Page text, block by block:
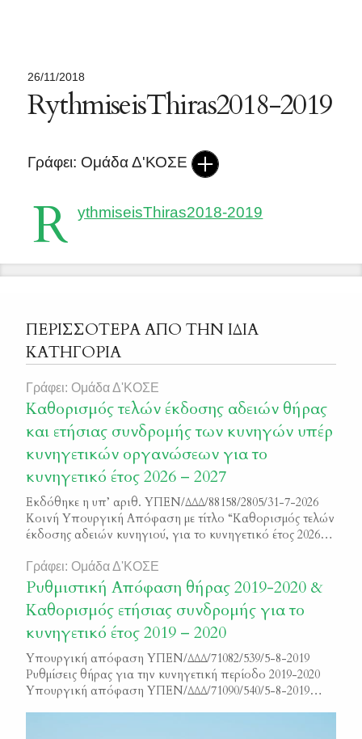
26/11/2018
RythmiseisThiras2018-2019
Γράφει: Ομάδα Δ'ΚΟΣΕ
R ythmiseisThiras2018-2019
ΠΕΡΙΣΣΟΤΕΡΑ ΑΠΟ ΤΗΝ ΙΔΙΑ
ΚΑΤΗΓΟΡΙΑ
Γράφει: Ομάδα Δ'ΚΟΣΕ
Καθορισμός τελών έκδοσης αδειών θήρας
και ετήσιας συνδρομής των κυνηγών υπέρ
κυνηγετικών οργανώσεων για το
κυνηγετικό έτος 2026 – 2027
Εκδόθηκε η υπ’ αριθ. ΥΠΕΝ/ΔΔΔ/88158/2805/31-7-2026
Κοινή Υπουργική Απόφαση με τίτλο “Καθορισμός τελών
έκδοσης αδειών κυνηγιού, για το κυνηγετικό έτος 2026-
2026 Υπουργική Απόφαση, με τίτλο “Καθορισμός ετήσιας
συνδρομής των κυνηγών στους αναγνωρισμένους από το
Υ.Π.ΕΝ. Κυνηγετικούς Συλλόγους για την κυνηγετική
περίοδο 2026-2027” Μπορείτε να διαβάσετε και τις δύο
αποφάσεις […]
Γράφει: Ομάδα Δ'ΚΟΣΕ
Ρυθμιστική Απόφαση θήρας 2019-2020 &
Καθορισμός ετήσιας συνδρομής για το
κυνηγετικό έτος 2019 – 2020
Υπουργική απόφαση ΥΠΕΝ/ΔΔΔ/71082/539/5-8-2019
Ρυθμίσεις θήρας για την κυνηγετική περίοδο 2019-2020
Υπουργική απόφαση ΥΠΕΝ/ΔΔΔ/71090/540/5-8-2019